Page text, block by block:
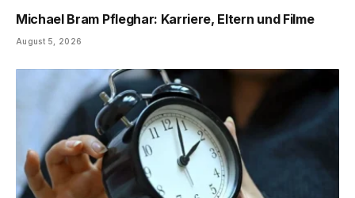
Michael Bram Pfleghar: Karriere, Eltern und Filme
August 5, 2026